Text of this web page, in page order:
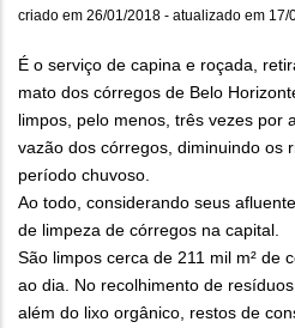
criado em 26/01/2018 - atualizado em 17/
É o serviço de capina e roçada,
mato dos córregos de Belo
limpos, pelo menos, três vezes por
vazão dos córregos, diminuindo os
período chuvoso.
Ao todo, considerando seus
de limpeza de córregos na capital.
São limpos cerca de 211 mil m² de
ao dia. No recolhimento de
além do lixo orgânico, restos de